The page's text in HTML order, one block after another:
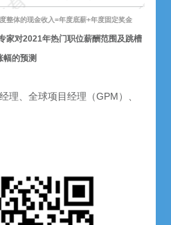
整体的现金收入=年度底薪+年度固定奖金
家对2021年热门职位薪酬范围及跳槽
幅的预测
理、全球项目经理（GPM）、